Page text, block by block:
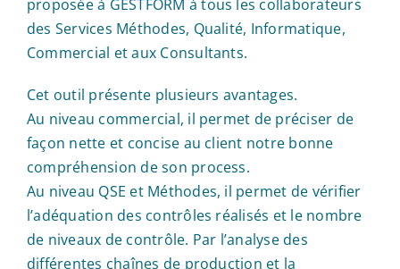
proposée à GESTFORM à tous les collaborateurs
des Services Méthodes, Qualité, Informatique,
Commercial et aux Consultants.
Cet outil présente plusieurs avantages.
Au niveau commercial, il permet de préciser de
façon nette et concise au client notre bonne
compréhension de son process.
Au niveau QSE et Méthodes, il permet de vérifier
l’adéquation des contrôles réalisés et le nombre
de niveaux de contrôle. Par l’analyse des
différentes chaînes de production et la